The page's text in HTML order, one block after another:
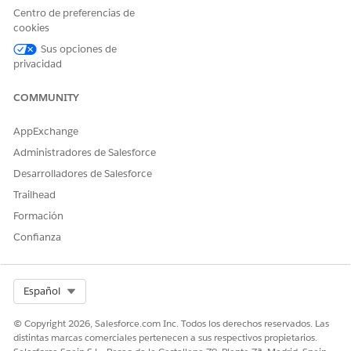
Cuenta debe estar activado para mantener estas
dependencias de permisos en alineación y solucionar la
En la interfaz de usuario de perfil mejorado, las
dependencias de permisos en alineación después de que
Centro de preferencias de
cookies
Sus opciones de
privacidad
COMMUNITY
AppExchange
Administradores de Salesforce
Desarrolladores de Salesforce
Trailhead
Formación
Confianza
Español
© Copyright 2026, Salesforce.com Inc. Todos los derechos reservados. Las
distintas marcas comerciales pertenecen a sus respectivos propietarios.